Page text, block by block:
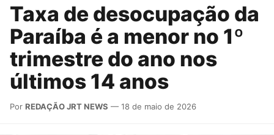
Taxa de desocupação da
Paraíba é a menor no 1º
trimestre do ano nos
últimos 14 anos
Por REDAÇÃO JRT NEWS — 18 de maio de 2026